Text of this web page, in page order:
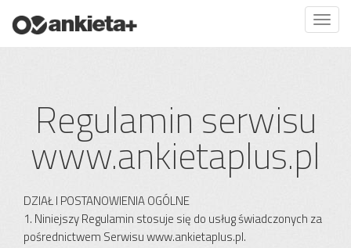
Regulamin serwisu
www.ankietaplus.pl
DZIAŁ I POSTANOWIENIA OGÓLNE
1. Niniejszy Regulamin stosuje się do usług świadczonych za
pośrednictwem Serwisu www.ankietaplus.pl.